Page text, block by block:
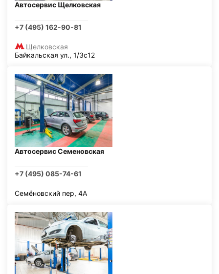
Автосервис Щелковская
+7 (495) 162-90-81
Щелковская
Байкальская ул., 1/3с12
Автосервис Семеновская
+7 (495) 085-74-61
Семёновский пер, 4А